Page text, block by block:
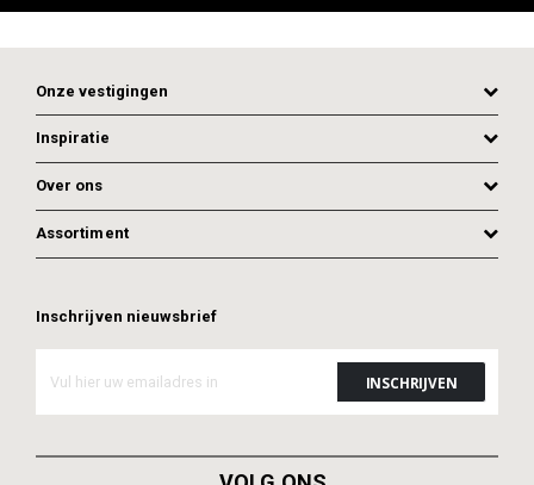
Onze vestigingen
Inspiratie
Over ons
Assortiment
Inschrijven nieuwsbrief